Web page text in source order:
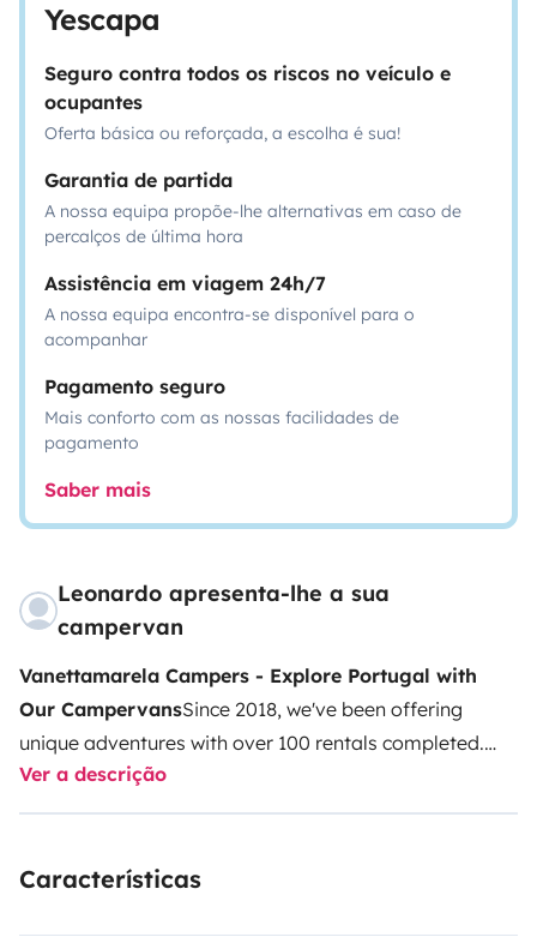
Yescapa
Seguro contra todos os riscos no veículo e
ocupantes
Oferta básica ou reforçada, a escolha é sua!
Garantia de partida
A nossa equipa propõe-lhe alternativas em caso de
percalços de última hora
Assistência em viagem 24h/7
A nossa equipa encontra-se disponível para o
acompanhar
Pagamento seguro
Mais conforto com as nossas facilidades de
pagamento
Saber mais
Leonardo apresenta-lhe a sua
campervan
Vanettamarela Campers - Explore Portugal with
Our CampervansSince 2018, we've been offering
unique adventures with over 100 rentals completed.
Our Nissan Vanette campervans have a vintage charm
that transports you to a simpler time, without
vibrant colors, and functionality make these
Ver a descrição
Características